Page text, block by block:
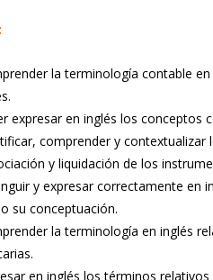
la terminología contable
expresar en inglés los conceptos
comprender y
y liquidación de los
y expresar correctamente en
su conceptuación.
la terminología en inglés
en inglés los términos